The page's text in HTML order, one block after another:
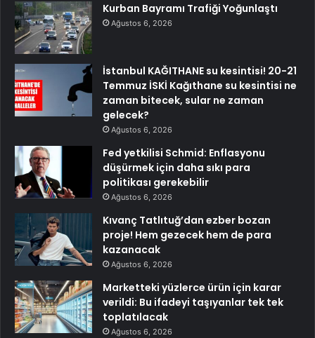
Kurban Bayramı Trafiği Yoğunlaştı
Ağustos 6, 2026
İstanbul KAĞITHANE su kesintisi! 20-21
Temmuz İSKİ Kağıthane su kesintisi ne
zaman bitecek, sular ne zaman
gelecek?
Ağustos 6, 2026
Fed yetkilisi Schmid: Enflasyonu
düşürmek için daha sıkı para
politikası gerekebilir
Ağustos 6, 2026
Kıvanç Tatlıtuğ’dan ezber bozan
proje! Hem gezecek hem de para
kazanacak
Ağustos 6, 2026
Marketteki yüzlerce ürün için karar
verildi: Bu ifadeyi taşıyanlar tek tek
toplatılacak
Ağustos 6, 2026